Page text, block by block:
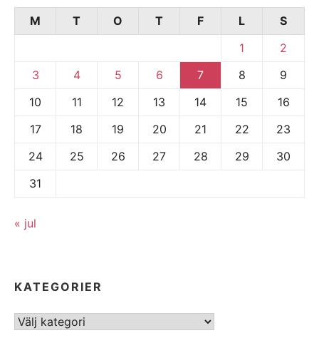
M
T O T F L
S
1
2
3
4 5 6 7 8
9
10
11 12 13 14 15
16
17
18 19 20 21 22
23
24
25 26 27 28 29
30
31
« jul
KATEGORIER
Kategorier